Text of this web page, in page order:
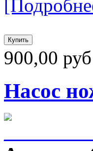
900,00 руб
Насос